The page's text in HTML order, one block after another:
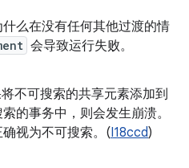
么在没有任何其他过渡的情
会导致运行失败。
不可搜索的共享元素添加到
的事务中，则会发生崩溃。
视为不可搜索。(I18ccd)